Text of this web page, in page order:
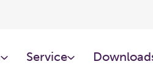
Service